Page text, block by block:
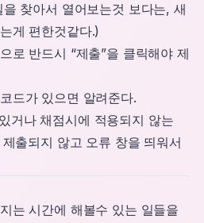
찾아서 열어보는것 보다는, 새
게 편한것같다.)
로 반드시 “제출”을 클릭해야 제
드가 있으면 알려준다.
거나 채점시에 적용되지 않는
출되지 않고 오류 창을 띄워서
는 시간에 해볼수 있는 일들을